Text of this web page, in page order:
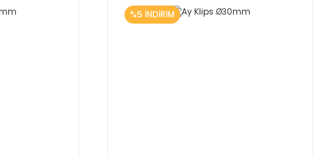
%5 İNDİRİM